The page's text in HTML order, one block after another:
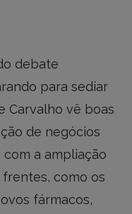
debate
para sediar
Carvalho vê boas
de negócios
a ampliação
como os
fármacos,